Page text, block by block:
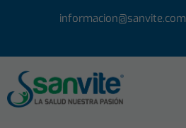
informacion@sanvite.com